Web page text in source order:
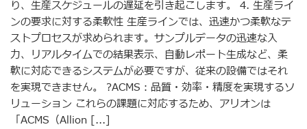
り、生産スケジュールの遅延を引き起こします。 4. 生産ライ
ンの要求に対する柔軟性 生産ラインでは、迅速かつ柔軟なテ
ストプロセスが求められます。サンプルデータの迅速な入
力、リアルタイムでの結果表示、自動レポート生成など、柔
軟に対応できるシステムが必要ですが、従来の設備ではそれ
を実現できません。 ?ACMS：品質・効率・精度を実現するソ
リューション これらの課題に対応するため、アリオンは
「ACMS（Allion [...]